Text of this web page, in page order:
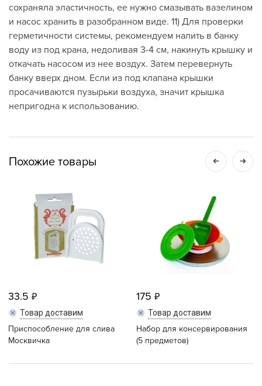
сохраняла эластичность, ее нужно смазывать вазелином
и насос хранить в разобранном виде. 11) Для проверки
герметичности системы, рекомендуем налить в банку
воду из под крана, недоливая 3-4 см, накинуть крышку и
откачать насосом из нее воздух. Затем перевернуть
банку вверх дном. Если из под клапана крышки
просачиваются пузырьки воздуха, значит крышка
непригодна к использованию.
Похожие товары
33.5
Товар доставим
Приспособление для слива
Москвичка
175
Товар доставим
Набор для консервирования
(5 предметов)